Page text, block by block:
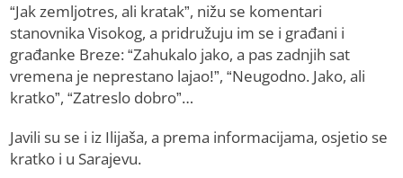
“Jak zemljotres, ali kratak”, nižu se komentari
stanovnika Visokog, a pridružuju im se i građani i
građanke Breze: “Zahukalo jako, a pas zadnjih sat
vremena je neprestano lajao!”, “Neugodno. Jako, ali
kratko”, “Zatreslo dobro”…
Javili su se i iz Ilijaša, a prema informacijama, osjetio se
kratko i u Sarajevu.